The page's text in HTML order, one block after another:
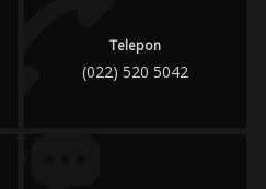
Telepon
(022) 520 5042